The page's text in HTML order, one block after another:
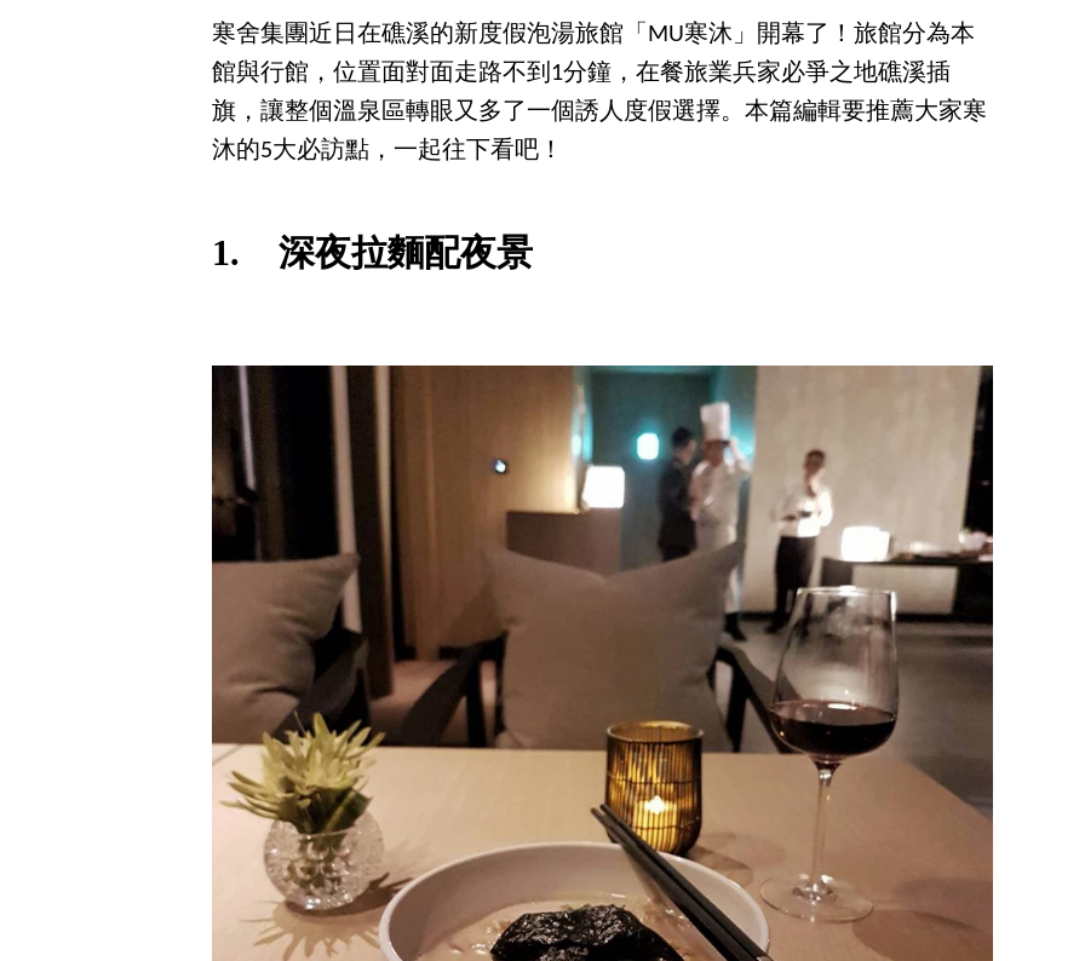
寒舍集團近日在礁溪的新度假泡湯旅館「MU寒沐」開幕了！旅館分為本
館與行館，位置面對面走路不到1分鐘，在餐旅業兵家必爭之地礁溪插
旗，讓整個溫泉區轉眼又多了一個誘人度假選擇。本篇編輯要推薦大家寒
沐的5大必訪點，一起往下看吧！
1. 深夜拉麵配夜景